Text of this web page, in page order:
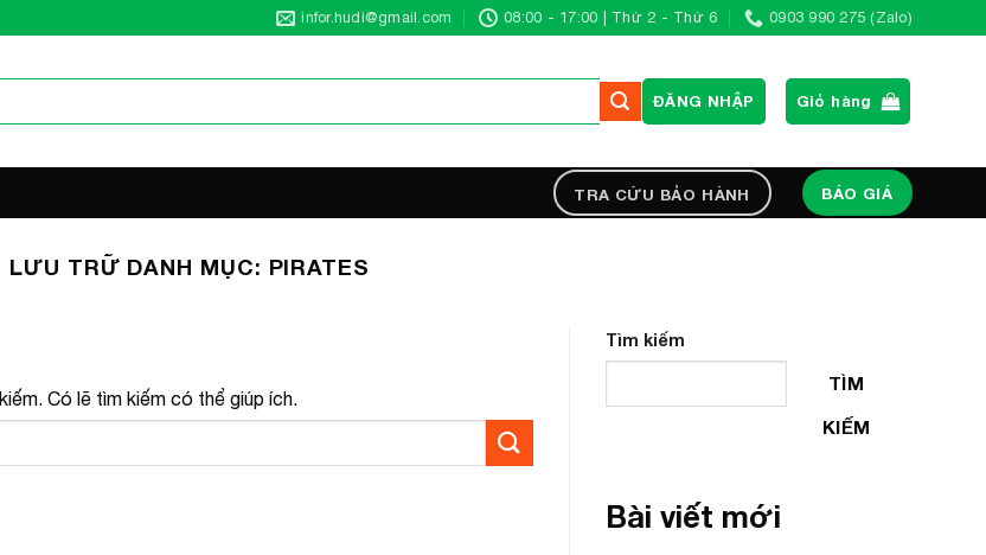
infor.hudi@gmail.com 08:00 - 17:00 | Thứ 2 - Thứ 6 0903 990 275 (Zalo)
ĐĂNG NHẬP Giỏ hàng
TRA CỨU BẢO HÀNH BÁO GIÁ
LƯU TRỮ DANH MỤC: PIRATES
Có lẽ tìm kiếm có thể giúp ích.
Tìm kiếm
TÌM
KIẾM
Bài viết mới